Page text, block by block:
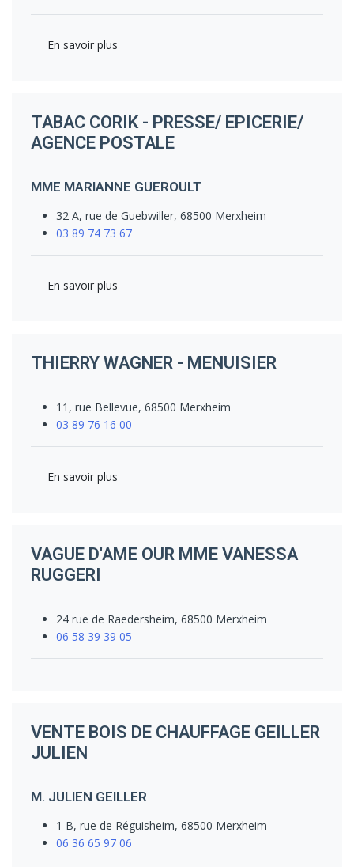
En savoir plus
TABAC CORIK - PRESSE/ EPICERIE/
AGENCE POSTALE
MME MARIANNE GUEROULT
32 A, rue de Guebwiller, 68500 Merxheim
03 89 74 73 67
En savoir plus
THIERRY WAGNER - MENUISIER
11, rue Bellevue, 68500 Merxheim
03 89 76 16 00
En savoir plus
VAGUE D'AME OUR MME VANESSA
RUGGERI
24 rue de Raedersheim, 68500 Merxheim
06 58 39 39 05
VENTE BOIS DE CHAUFFAGE GEILLER
JULIEN
M. JULIEN GEILLER
1 B, rue de Réguisheim, 68500 Merxheim
06 36 65 97 06